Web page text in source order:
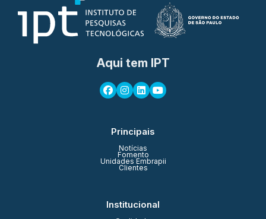
Aqui tem IPT
Principais
Notícias
Fomento
Unidades Embrapii
Clientes
Institucional